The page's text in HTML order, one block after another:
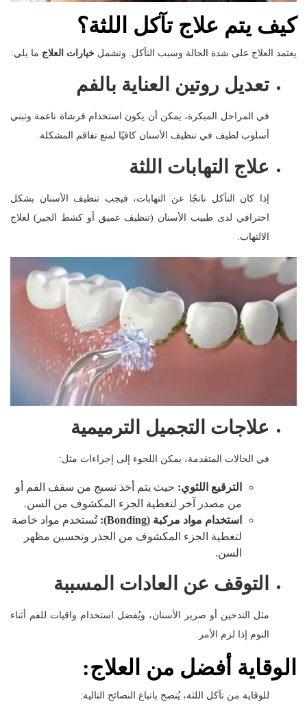
كيف يتم علاج تآكل اللثة؟
يعتمد العلاج على شدة الحالة وسبب التآكل. وتشمل خيارات العلاج ما يلي:
تعديل روتين العناية بالفم
في المراحل المبكرة، يمكن أن يكون استخدام فرشاة ناعمة وتبني
أسلوب لطيف في تنظيف الأسنان كافيًا لمنع تفاقم المشكلة.
علاج التهابات اللثة
إذا كان التآكل ناتجًا عن التهابات، فيجب تنظيف الأسنان بشكل
احترافي لدى طبيب الأسنان (تنظيف عميق أو كشط الجير) لعلاج
الالتهاب.
علاجات التجميل الترميمية
في الحالات المتقدمة، يمكن اللجوء إلى إجراءات مثل:
الترقيع اللثوي: حيث يتم أخذ نسيج من سقف الفم أو
من مصدر آخر لتغطية الجزء المكشوف من السن.
استخدام مواد مركبة (Bonding):
تُستخدم مواد خاصة
لتغطية الجزء المكشوف من الجذر وتحسين مظهر
السن.
التوقف عن العادات المسببة
مثل التدخين أو صرير الأسنان، ويُفضل استخدام واقيات للفم أثناء
النوم إذا لزم الأمر.
الوقاية أفضل من العلاج:
للوقاية من تآكل اللثة، يُنصح باتباع النصائح التالية: